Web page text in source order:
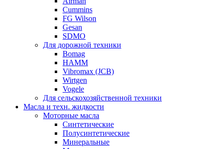
Cummins
FG Wilson
Gesan
SDMO
Для дорожной техники
Bomag
HAMM
Vibromax (JCB)
Wirtgen
Vogele
Для сельскохозяйственной техники
Масла и техн. жидкости
Моторные масла
Синтетические
Полусинтетические
Минеральные